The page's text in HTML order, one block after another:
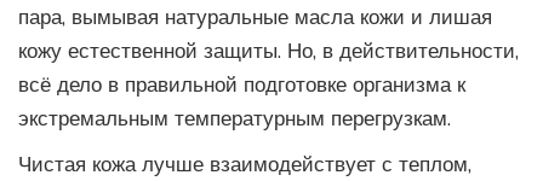
пара, вымывая натуральные масла кожи и лишая
кожу естественной защиты. Но, в действительности,
всё дело в правильной подготовке организма к
экстремальным температурным перегрузкам.
Чистая кожа лучше взаимодействует с теплом,